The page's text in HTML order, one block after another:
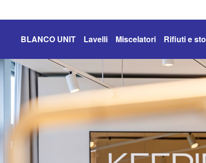
BLANCO UNIT Lavelli Miscelatori Rifiuti e